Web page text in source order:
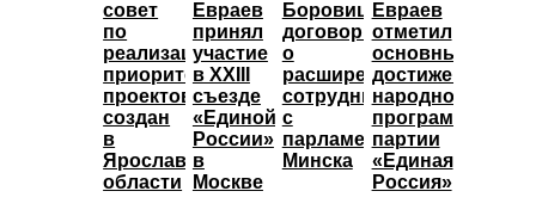
совет
по
реализации
приоритетных
проектов
создан
в
Ярославской
области
Евраев
принял
участие
в XXIII
съезде
«Единой
России»
в
Москве
Боровицкий
договорился
о
расширении
сотрудничества
с
парламентом
Минска
Евраев
отметил
основные
достижения
народной
программы
партии
«Единая
Россия»